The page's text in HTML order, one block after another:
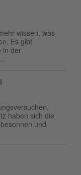
wissen, was
Es gibt
in der
haben sich die
und